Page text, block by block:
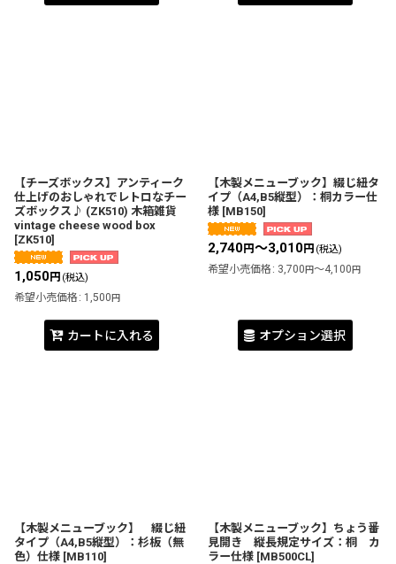
【チーズボックス】アンティーク
仕上げのおしゃれでレトロなチー
ズボックス♪ (ZK510) 木箱雑貨
vintage cheese wood box
[ZK510]
1,050円 (税込)
希望小売価格 : 1,500円
カートに入れる
【木製メニューブック】綴じ紐タ
イプ（A4,B5縦型）：桐カラー仕
様 [MB150]
2,740円～3,010円 (税込)
希望小売価格 : 3,700円～4,100円
オプション選択
【木製メニューブック】 綴じ紐
タイプ（A4,B5縦型）：杉板（無
色）仕様 [MB110]
【木製メニューブック】ちょう番
見開き 縦長規定サイズ：桐 カ
ラー仕様 [MB500CL]